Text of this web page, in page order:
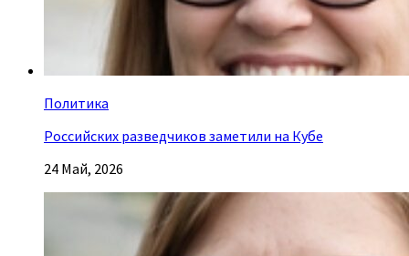
Политика
Российских разведчиков заметили на Кубе
24 Май, 2026